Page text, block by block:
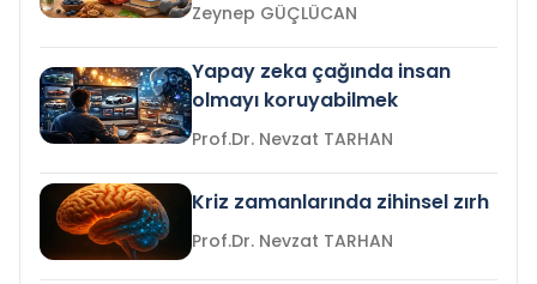
Zeynep GÜÇLÜCAN
Yapay zeka çağında insan
olmayı koruyabilmek
Prof.Dr. Nevzat TARHAN
Kriz zamanlarında zihinsel zırh
Prof.Dr. Nevzat TARHAN